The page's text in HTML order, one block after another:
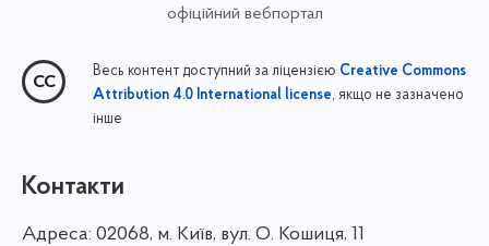
офіційний вебпортал
Весь контент доступний за ліцензією Creative Commons
Attribution 4.0 International license, якщо не зазначено
інше
Контакти
Адреса: 02068, м. Київ, вул. О. Кошиця, 11